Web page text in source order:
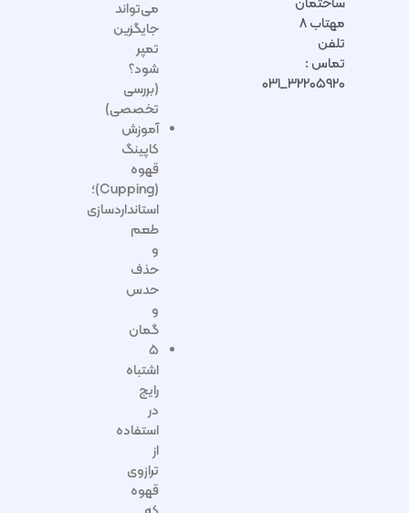
ساختمان
مهتاب ۸
تلفن
تماس :
۳۲۲۰۵۹۲۰_۰۳۱
می‌تواند
جایگزین
تمپر
شود؟
(بررسی
تخصصی)
آموزش
کاپینگ
قهوه
(Cupping)؛
استانداردسازی
طعم
و
حذف
حدس
و
گمان
۵
اشتباه
رایج
در
استفاده
از
ترازوی
قهوه